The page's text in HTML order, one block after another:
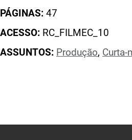
PÁGINAS: 47
ACESSO: RC_FILMEC_10
ASSUNTOS: Produção, Curta-